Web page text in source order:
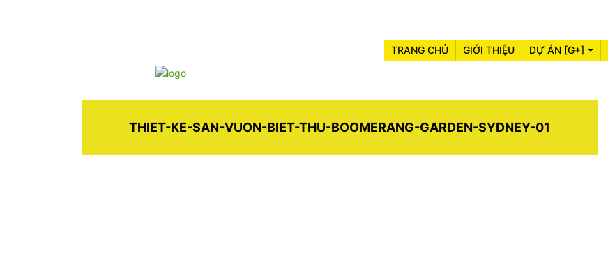
TRANG CHỦ GIỚI THIỆU DỰ ÁN [G+]
THIET-KE-SAN-VUON-BIET-THU-BOOMERANG-GARDEN-SYDNEY-01